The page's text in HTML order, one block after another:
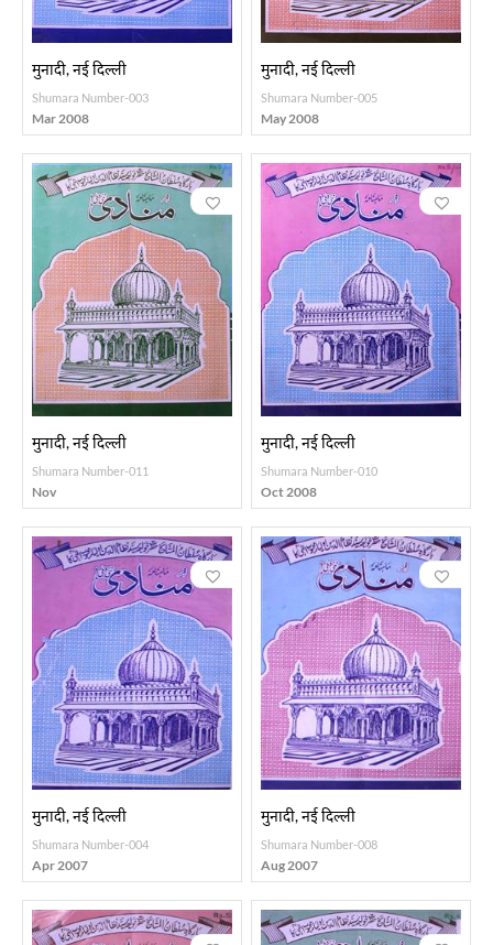
मुनादी, नई दिल्ली
Shumara Number-003
Mar 2008
मुनादी, नई दिल्ली
Shumara Number-005
May 2008
मुनादी, नई दिल्ली
Shumara Number-011
Nov
मुनादी, नई दिल्ली
Shumara Number-010
Oct 2008
मुनादी, नई दिल्ली
Shumara Number-004
Apr 2007
मुनादी, नई दिल्ली
Shumara Number-008
Aug 2007